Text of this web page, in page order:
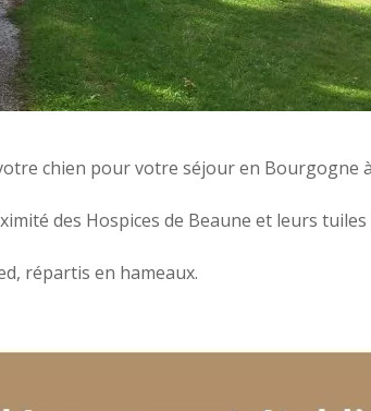
chien pour votre séjour en Bourgogne
des Hospices de Beaune et leurs
répartis en hameaux.